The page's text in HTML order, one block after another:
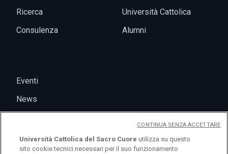
Ricerca
Consulenza
Università Cattolica
Alumni
Eventi
News
Università Cattolica del Sacro Cuore utilizza su questo
sito cookie tecnici necessari per il suo funzionamento
CONTINUA SENZA ACCETTARE